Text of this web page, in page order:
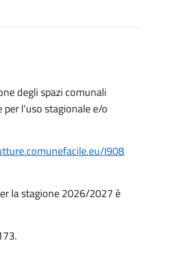
degli spazi comunali
l'uso stagionale e/o
I908
la stagione 2026/2027 è